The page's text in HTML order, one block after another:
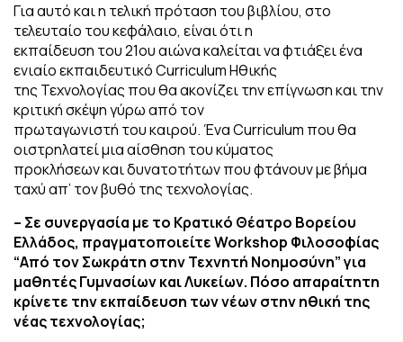
Για αυτό και η τελική πρόταση του βιβλίου, στο
τελευταίο του κεφάλαιο, είναι ότι η
εκπαίδευση του 21ου αιώνα καλείται να φτιάξει ένα
ενιαίο εκπαιδευτικό Curriculum Ηθικής
της Τεχνολογίας που θα ακονίζει την επίγνωση και την
κριτική σκέψη γύρω από τον
πρωταγωνιστή του καιρού. Ένα Curriculum που θα
οιστρηλατεί μια αίσθηση του κύματος
προκλήσεων και δυνατοτήτων που φτάνουν με βήμα
ταχύ απ’ τον βυθό της τεχνολογίας.
– Σε συνεργασία με το Κρατικό Θέατρο Βορείου
Ελλάδος, πραγματοποιείτε Workshop Φιλοσοφίας
“Από τον Σωκράτη στην Τεχνητή Νοημοσύνη” για
μαθητές Γυμνασίων καιΛυκείων. Πόσο απαραίτητη
κρίνετε την εκπαίδευση των νέων στην ηθική της
νέαςτεχνολογίας;